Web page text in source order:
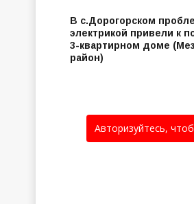
В с.Дорогорском
электрикой привели к
3-квартирном доме
район)
Авторизуйтесь,